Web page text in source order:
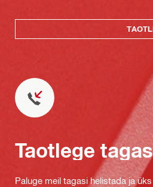
Taotlege
Paluge meil tagasi helistada ja